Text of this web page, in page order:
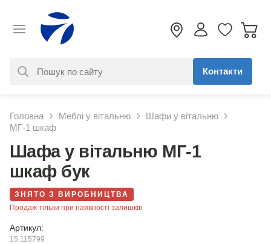
знайдено. Уточніть свій запит
Контакти
Головна Меблі у вітальню
Шафи у вітальню
МГ-1 шкаф
Шафа у вітальню МГ-1
шкаф бук
ЗНЯТО З ВИРОБНИЦТВА
Продаж тільки при наявності залишків
Артикул:
15.115799